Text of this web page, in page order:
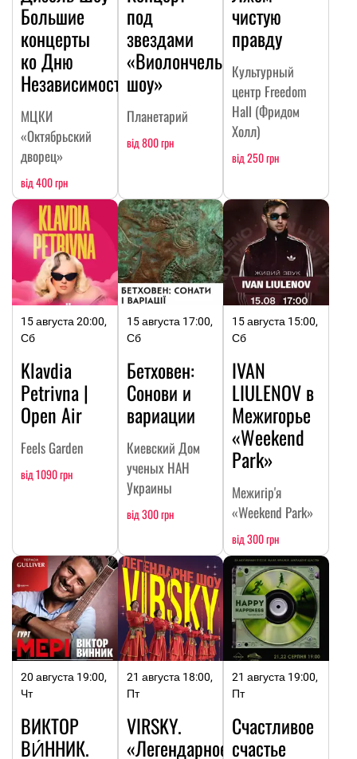
Большие
концерты
ко Дню
Независимости
МЦКИ
«Октябрьский
дворец»
від 400 грн
под
звездами
«Виолончельное
шоу»
Планетарий
від 800 грн
чистую
правду
Культурный
центр Freedom
Hall (Фридом
Холл)
від 250 грн
15 августа 20:00,
Сб
Klavdia
Petrivna |
Open Air
Feels Garden
від 1090 грн
15 августа 17:00,
Сб
Бетховен:
Сонови и
вариации
Киевский Дом
ученых НАН
Украины
від 300 грн
15 августа 15:00,
Сб
IVAN
LIULENOV в
Межигорье
«Weekend
Park»
Межигір'я
«Weekend Park»
від 300 грн
20 августа 19:00,
Чт
ВИКТОР
ВИ́ННИК.
21 августа 18:00,
Пт
VIRSKY.
«Легендарное
21 августа 19:00,
Пт
Счастливое
счастье